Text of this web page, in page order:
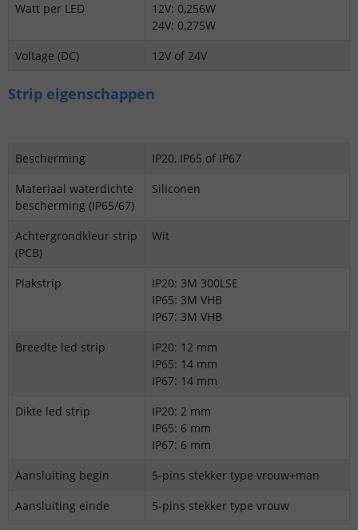
Watt per LED
12V: 0,256W
24V: 0,275W
Voltage (DC)
12V of 24V
Strip eigenschappen
Bescherming
IP20, IP65 of IP67
Materiaal waterdichte
bescherming (IP65/67)
Siliconen
Achtergrondkleur strip
(PCB)
Wit
Plakstrip
IP20: 3M 300LSE
IP65: 3M VHB
IP67: 3M VHB
Breedte led strip
IP20: 12 mm
IP65: 14 mm
IP67: 14 mm
Dikte led strip
IP20: 2 mm
IP65: 6 mm
IP67: 6 mm
Aansluiting begin
5-pins stekker type vrouw+man
Aansluiting einde
5-pins stekker type vrouw